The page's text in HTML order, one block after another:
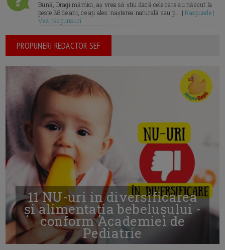
Bună, Dragi mămici, aș vrea să știu dacă cele care au născut la
peste 38 de ani, ce ați ales: nașterea naturală sau p... |Raspunde |
Vezi raspunsuri
PROPUNERI REDACTOR SEF
11 NU-uri in diversificarea
și alimentația bebelușului -
conform Academiei de
Pediatrie